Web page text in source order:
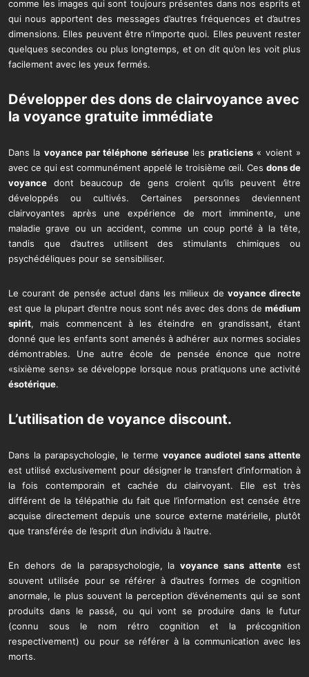
comme les images qui sont toujours présentes dans nos esprits et
qui nous apportent des messages d’autres fréquences et d’autres
dimensions. Elles peuvent être n’importe quoi. Elles peuvent rester
quelques secondes ou plus longtemps, et on dit qu’on les voit plus
facilement avec les yeux fermés.
Développer des dons de clairvoyance avec
la voyance gratuite immédiate
Dans la voyance par téléphone sérieuselespraticiens « voient »
avec ce qui est communément appelé le troisième œil. Ces dons de
voyance dont beaucoup de gens croient qu’ils peuvent être
développés ou cultivés. Certaines personnes deviennent
clairvoyantes après une expérience de mort imminente, une
maladie grave ou un accident, comme un coup porté à la tête,
tandis que d’autres utilisent des stimulants chimiques ou
psychédéliques pour se sensibiliser.
Le courant de pensée actuel dans les milieux de voyance directe
est que la plupart d’entre nous sont nés avec des dons de médium
spirit, mais commencent à les éteindre en grandissant, étant
donné que les enfants sont amenés à adhérer aux normes sociales
démontrables. Une autre école de pensée énonce que notre
«sixième sens» se développe lorsque nous pratiquons une activité
ésotérique.
L’utilisation de voyance discount.
Dans la parapsychologie, le terme voyance audiotel sans attente
est utilisé exclusivement pour désigner le transfert d’information à
la fois contemporain et cachée du clairvoyant. Elle est très
différent de la télépathie du fait que l’information est censée être
acquise directement depuis une source externe matérielle, plutôt
que transférée de l’esprit d’un individu à l’autre.
En dehors de la parapsychologie, lavoyance sans attente est
souvent utilisée pour se référer à d’autres formes de cognition
anormale, le plus souvent la perception d’événements qui se sont
produits dans le passé, ou qui vont se produire dans le futur
(connu sous le nom rétro cognition et la précognition
respectivement) ou pour se référer à la communication avec les
morts.